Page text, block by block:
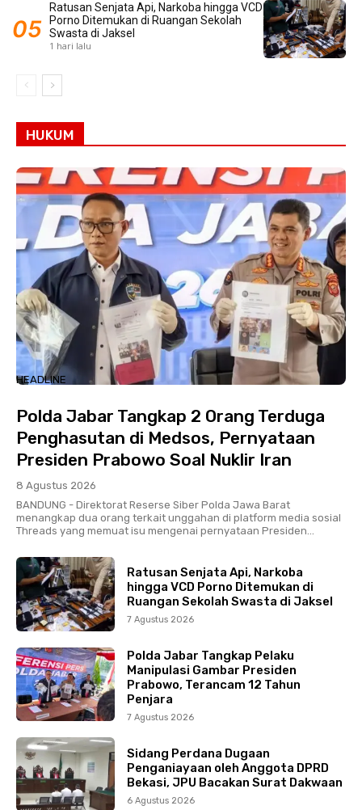
Ratusan Senjata Api, Narkoba hingga VCD
Porno Ditemukan di Ruangan Sekolah
Swasta di Jaksel
1 hari lalu
HUKUM
HEADLINE
Polda Jabar Tangkap 2 Orang Terduga
Penghasutan di Medsos, Pernyataan
Presiden Prabowo Soal Nuklir Iran
8 Agustus 2026
BANDUNG - Direktorat Reserse Siber Polda Jawa Barat
menangkap dua orang terkait unggahan di platform media sosial
Threads yang memuat isu mengenai pernyataan Presiden...
Ratusan Senjata Api, Narkoba
hingga VCD Porno Ditemukan di
Ruangan Sekolah Swasta di Jaksel
7 Agustus 2026
Polda Jabar Tangkap Pelaku
Manipulasi Gambar Presiden
Prabowo, Terancam 12 Tahun
Penjara
7 Agustus 2026
Sidang Perdana Dugaan
Penganiayaan oleh Anggota DPRD
Bekasi, JPU Bacakan Surat Dakwaan
6 Agustus 2026